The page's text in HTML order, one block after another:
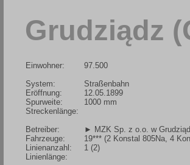
Grudziądz
Einwohner:
System:
Eröffnung:
Spurweite:
Streckenlänge:
Betreiber:
Fahrzeuge:
Linienanzahl:
Linienlänge:
97.500
Straßenbahn
12.05.1899
1000 mm
► MZK Sp. z o.o. w
19*** (2 Konstal 805Na, 4
1 (2)